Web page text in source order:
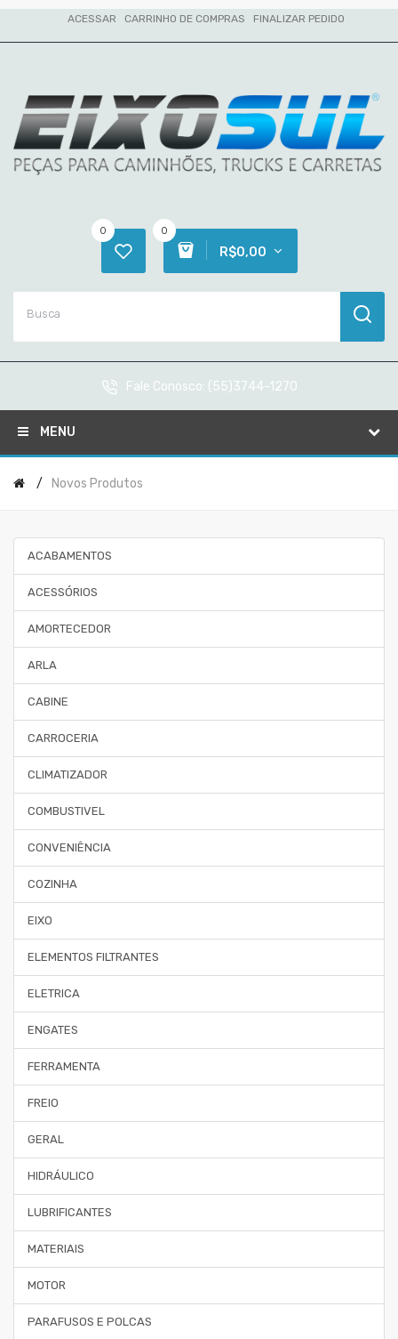
ACESSAR CARRINHO DE COMPRAS FINALIZAR PEDIDO
0
R$0,00
0
Fale Conosco: (55)3744-1270
MENU
Novos Produtos
ACABAMENTOS
ACESSÓRIOS
AMORTECEDOR
ARLA
CABINE
CARROCERIA
CLIMATIZADOR
COMBUSTIVEL
CONVENIÊNCIA
COZINHA
EIXO
ELEMENTOS FILTRANTES
ELETRICA
ENGATES
FERRAMENTA
FREIO
GERAL
HIDRÁULICO
LUBRIFICANTES
MATERIAIS
MOTOR
PARAFUSOS E POLCAS